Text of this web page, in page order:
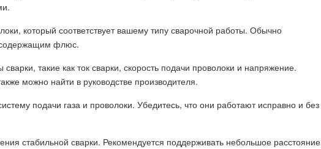
который соответствует вашему типу сварочной работы. Обычно
содержащим флюс.
такие как ток сварки, скорость подачи проволоки и напряжение.
можно найти в руководстве производителя.
подачи газа и проволоки. Убедитесь, что они работают исправно и без
стабильной сварки. Рекомендуется поддерживать небольшое расстояние